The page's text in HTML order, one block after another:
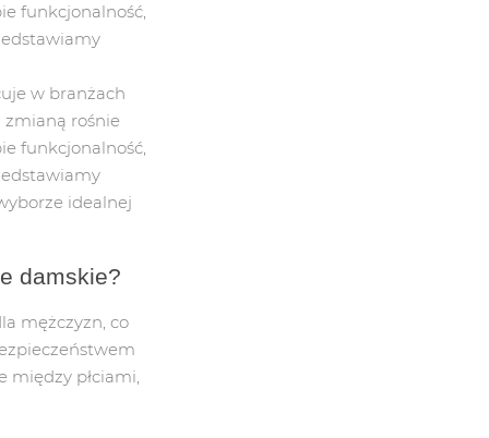
funkcjonalność,
w branżach
zmianą rośnie
funkcjonalność,
idealnej
damskie?
mężczyzn, co
między płciami,